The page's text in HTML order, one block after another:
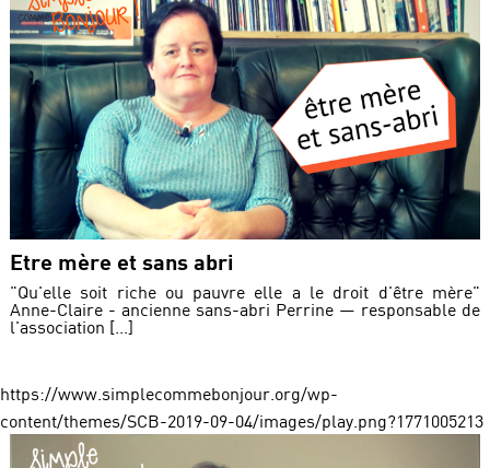
Etre mère et sans abri
"Qu'elle soit riche ou pauvre elle a le droit d'être mère"
Anne-Claire - ancienne sans-abri Perrine — responsable de
l'association [...]
https://www.simplecommebonjour.org/wp-
content/themes/SCB-2019-09-04/images/play.png?1771005213